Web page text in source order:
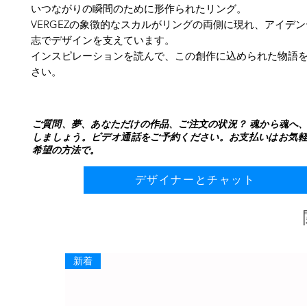
いつながりの瞬間のために形作られたリング。
VERGEZの象徴的なスカルがリングの両側に現れ、アイデ
志でデザインを支えています。
インスピレーションを読んで、この創作に込められた物語
さい。
ご質問、夢、あなただけの作品、ご注文の状況？ 魂から魂へ
しましょう。ビデオ通話をご予約ください。お支払いはお気
希望の方法で。
デザイナーとチャット
新着